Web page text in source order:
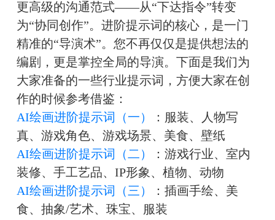
更高级的沟通范式——从“下达指令”转变
为“协同创作”。进阶提示词的核心，是一门
精准的“导演术”。您不再仅仅是提供想法的
编剧，更是掌控全局的导演。下面是我们为
大家准备的一些行业提示词，方便大家在创
作的时候参考借鉴：
AI绘画进阶提示词（一）
：服装、人物写
真、游戏角色、游戏场景、美食、壁纸
AI绘画进阶提示词（二）
：游戏行业、室内
装修、手工艺品、IP形象、植物、动物
AI绘画进阶提示词（三）
：插画手绘、美
食、抽象/艺术、珠宝、服装